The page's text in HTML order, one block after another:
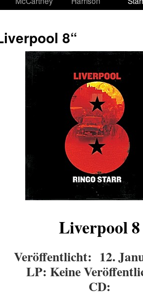
8“
Liverpool 8
Veröffentlicht: 12.
LP: Keine
CD: